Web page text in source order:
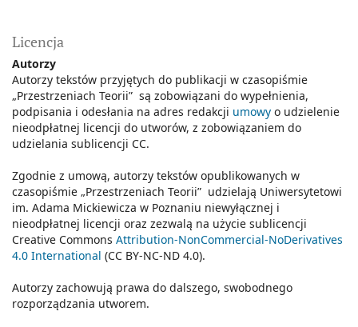
Licencja
Autorzy
Autorzy tekstów przyjętych do publikacji w czasopiśmie
„Przestrzeniach Teorii” są zobowiązani do wypełnienia,
podpisania i odesłania na adres redakcji umowy o udzielenie
nieodpłatnej licencji do utworów, z zobowiązaniem do
udzielania sublicencji CC.
Zgodnie z umową, autorzy tekstów opublikowanych w
czasopiśmie „Przestrzeniach Teorii” udzielają Uniwersytetowi
im. Adama Mickiewicza w Poznaniu niewyłącznej i
nieodpłatnej licencji oraz zezwalą na użycie sublicencji
Creative Commons Attribution-NonCommercial-NoDerivatives
4.0 International (CC BY-NC-ND 4.0).
Autorzy zachowują prawa do dalszego, swobodnego
rozporządzania utworem.